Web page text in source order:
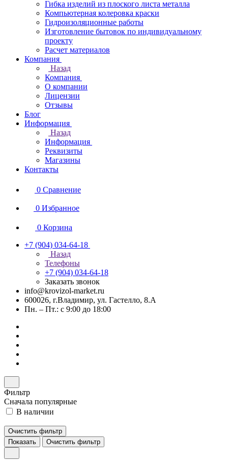
Гибка изделий из плоского листа металла
Компьютерная колеровка краски
Гидроизоляционные работы
Изготовление бытовок по индивидуальному
проекту
Расчет материалов
Компания
Назад
Компания
О компании
Лицензии
Отзывы
Блог
Информация
Назад
Информация
Реквизиты
Магазины
Контакты
0 Сравнение
0 Избранное
0 Корзина
+7 (904) 034-64-18
Назад
Телефоны
+7 (904) 034-64-18
Заказать звонок
info@krovizol-market.ru
600026, г.Владимир, ул. Гастелло, 8.А
Пн. – Пт.: с 9:00 до 18:00
Фильтр
Сначала популярные
В наличии
Очистить фильтр
Показать
Очистить фильтр